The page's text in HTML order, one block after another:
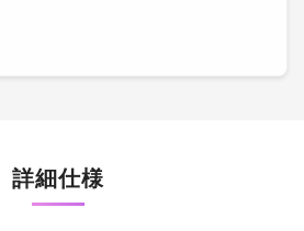
詳細仕様